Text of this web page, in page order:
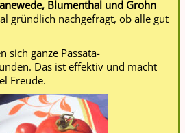
Blumenthal und Grohn
gründlich nachgefragt, ob alle gut
sich ganze Passata-
Das ist effektiv und macht
Freude.